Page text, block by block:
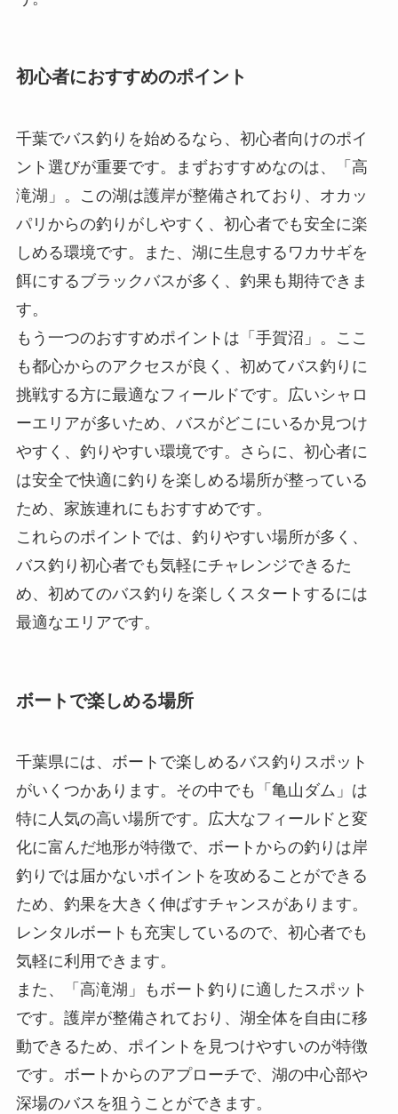
初心者におすすめのポイント
千葉でバス釣りを始めるなら、初心者向けのポイ
ント選びが重要です。まずおすすめなのは、「高
滝湖」。この湖は護岸が整備されており、オカッ
パリからの釣りがしやすく、初心者でも安全に楽
しめる環境です。また、湖に生息するワカサギを
餌にするブラックバスが多く、釣果も期待できま
す。
もう一つのおすすめポイントは「手賀沼」。ここ
も都心からのアクセスが良く、初めてバス釣りに
挑戦する方に最適なフィールドです。広いシャロ
ーエリアが多いため、バスがどこにいるか見つけ
やすく、釣りやすい環境です。さらに、初心者に
は安全で快適に釣りを楽しめる場所が整っている
ため、家族連れにもおすすめです。
これらのポイントでは、釣りやすい場所が多く、
バス釣り初心者でも気軽にチャレンジできるた
め、初めてのバス釣りを楽しくスタートするには
最適なエリアです。
ボートで楽しめる場所
千葉県には、ボートで楽しめるバス釣りスポット
がいくつかあります。その中でも「亀山ダム」は
特に人気の高い場所です。広大なフィールドと変
化に富んだ地形が特徴で、ボートからの釣りは岸
釣りでは届かないポイントを攻めることができる
ため、釣果を大きく伸ばすチャンスがあります。
レンタルボートも充実しているので、初心者でも
気軽に利用できます。
また、「高滝湖」もボート釣りに適したスポット
です。護岸が整備されており、湖全体を自由に移
動できるため、ポイントを見つけやすいのが特徴
です。ボートからのアプローチで、湖の中心部や
深場のバスを狙うことができます。